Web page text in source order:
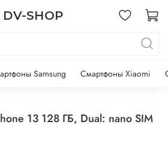
DV-SHOP
Samsung Смартфоны Xiaomi
13 128 ГБ, Dual: nano SIM